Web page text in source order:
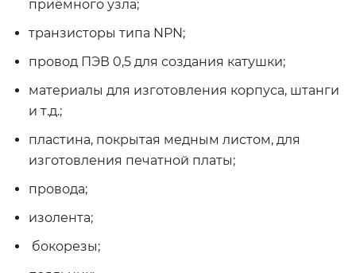
приёмного узла;
транзисторы типа NPN;
провод ПЭВ 0,5 для создания катушки;
материалы для изготовления корпуса, штанги
и т.д.;
пластина, покрытая медным листом, для
изготовления печатной платы;
провода;
изолента;
бокорезы;